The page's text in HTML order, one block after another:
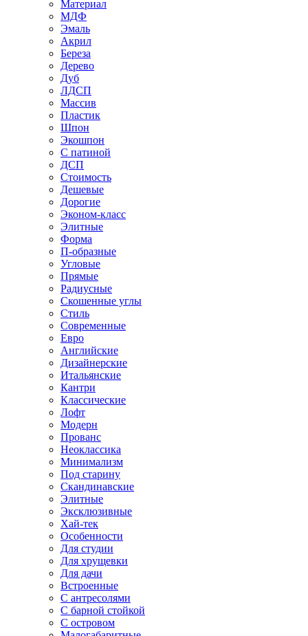
Материал
МДФ
Эмаль
Акрил
Береза
Дерево
Дуб
ЛДСП
Массив
Пластик
Шпон
Экошпон
С патиной
ДСП
Стоимость
Дешевые
Дорогие
Эконом-класс
Элитные
Форма
П-образные
Угловые
Прямые
Радиусные
Скошенные углы
Стиль
Современные
Евро
Английские
Дизайнерские
Итальянские
Кантри
Классические
Лофт
Модерн
Прованс
Неоклассика
Минимализм
Под старину
Скандинавские
Элитные
Эксклюзивные
Хай-тек
Особенности
Для студии
Для хрущевки
Для дачи
Встроенные
С антресолями
С барной стойкой
С островом